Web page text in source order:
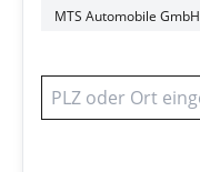
MTS Automobile GmbH